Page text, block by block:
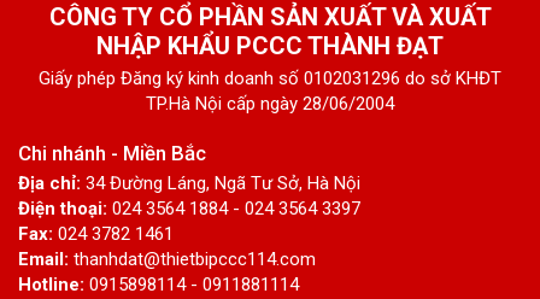
CÔNG TY CỔ PHẦN SẢN XUẤT VÀ XUẤT
NHẬP KHẨU PCCC THÀNH ĐẠT
Giấy phép Đăng ký kinh doanh số 0102031296 do sở KHĐT
TP.Hà Nội cấp ngày 28/06/2004
Chi nhánh - Miền Bắc
Địa chỉ: 34 Đường Láng, Ngã Tư Sở, Hà Nội
Điện thoại: 024 3564 1884 - 024 3564 3397
Fax: 024 3782 1461
Email: thanhdat@thietbipccc114.com
Hotline: 0915898114 - 0911881114